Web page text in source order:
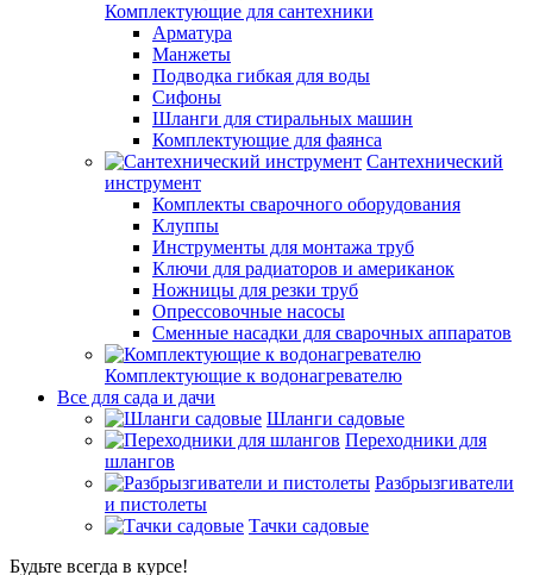
Комплектующие для сантехники
Арматура
Манжеты
Подводка гибкая для воды
Сифоны
Шланги для стиральных машин
Комплектующие для фаянса
Сантехнический
инструмент
Комплекты сварочного оборудования
Клуппы
Инструменты для монтажа труб
Ключи для радиаторов и американок
Ножницы для резки труб
Опрессовочные насосы
Сменные насадки для сварочных аппаратов
Комплектующие к водонагревателю
Все для сада и дачи
Шланги садовые
Переходники для
шлангов
Разбрызгиватели
и пистолеты
Тачки садовые
Будьте всегда в курсе!